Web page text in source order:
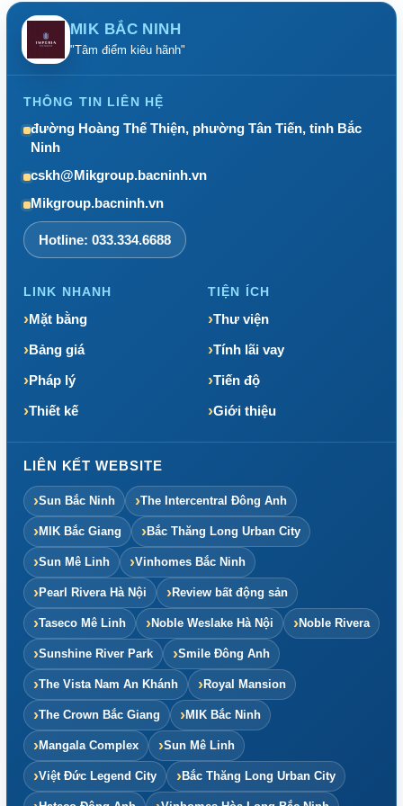
MIK BẮC NINH
"Tâm điểm kiêu hãnh"
THÔNG TIN LIÊN HỆ
đường Hoàng Thế Thiện, phường Tân Tiến, tỉnh Bắc
Ninh
cskh@Mikgroup.bacninh.vn
Mikgroup.bacninh.vn
Hotline: 033.334.6688
LINK NHANH
Mặt bằng
Bảng giá
Pháp lý
Thiết kế
TIỆN ÍCH
Thư viện
Tính lãi vay
Tiến độ
Giới thiệu
LIÊN KẾT WEBSITE
Sun Bắc Ninh The Intercentral Đông Anh
MIK Bắc Giang Bắc Thăng Long Urban City
Sun Mê Linh Vinhomes Bắc Ninh
Pearl Rivera Hà Nội Review bất động sản
Taseco Mê Linh Noble Weslake Hà Nội Noble Rivera
Sunshine River Park Smile Đông Anh
The Vista Nam An Khánh Royal Mansion
The Crown Bắc Giang MIK Bắc Ninh
Mangala Complex Sun Mê Linh
Việt Đức Legend City Bắc Thăng Long Urban City